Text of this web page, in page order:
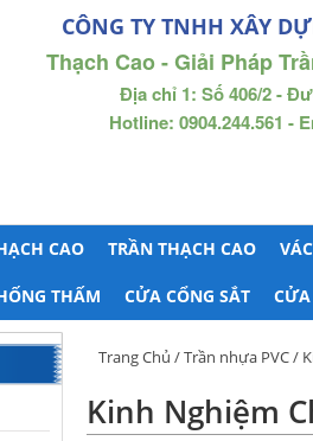
CÔNG TY TNHH XÂY
Thạch Cao - Giải Pháp
Địa chỉ 1: Số 406/2 -
Hotline: 0904.244.561 -
CAO TRẦN THẠCH CAO
THẤM CỬA CỔNG SẮT
Trang Chủ /Trần nhựa PVC/
Kinh Nghiệm